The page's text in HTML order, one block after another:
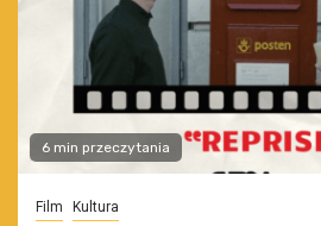
6 min przeczytania
Film Kultura